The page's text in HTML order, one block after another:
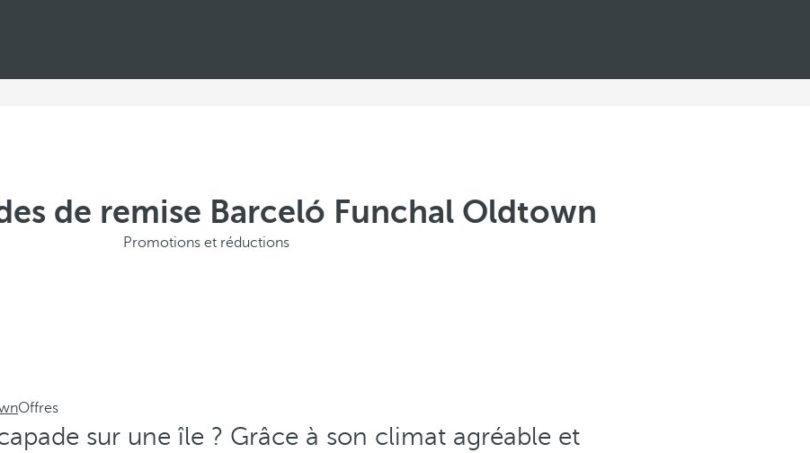
de remise Barceló Funchal Oldtown
Promotions et réductions
Offres
sur une île ? Grâce à son climat agréable et